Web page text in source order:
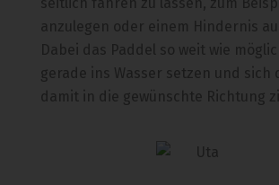
anzulegen oder einem Hindernis
Dabei das Paddel so weit wie
gerade ins Wasser setzen und sich
damit in die gewünschte Richtung